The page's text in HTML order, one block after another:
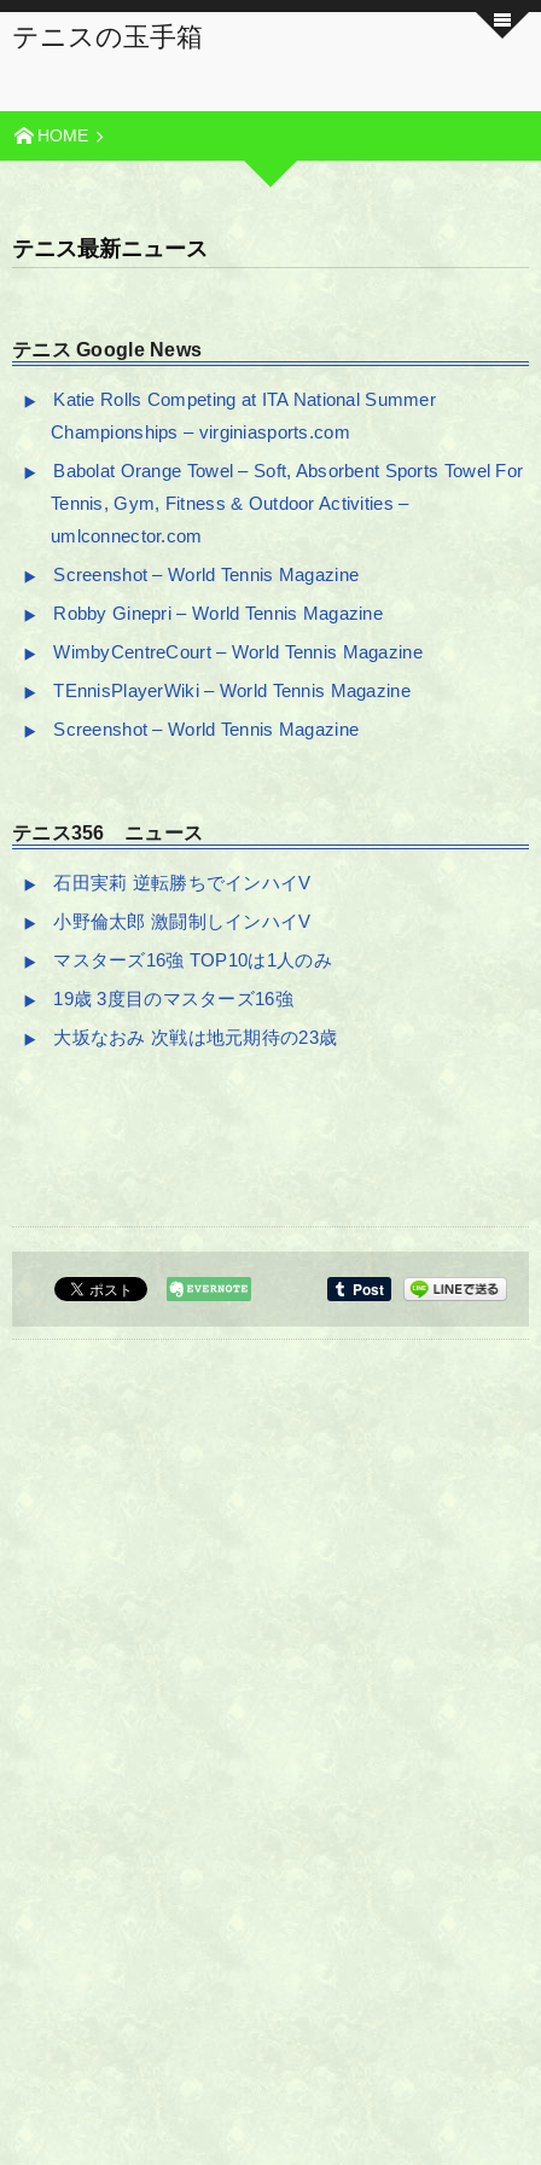
テニスの玉手箱
HOME
テニス最新ニュース
テニス Google News
Katie Rolls Competing at ITA National Summer
Championships – virginiasports.com
Babolat Orange Towel – Soft, Absorbent Sports Towel For
Tennis, Gym, Fitness & Outdoor Activities –
umlconnector.com
Screenshot – World Tennis Magazine
Robby Ginepri – World Tennis Magazine
WimbyCentreCourt – World Tennis Magazine
TEnnisPlayerWiki – World Tennis Magazine
Screenshot – World Tennis Magazine
テニス356 ニュース
石田実莉 逆転勝ちでインハイV
小野倫太郎 激闘制しインハイV
マスターズ16強 TOP10は1人のみ
19歳 3度目のマスターズ16強
大坂なおみ 次戦は地元期待の23歳